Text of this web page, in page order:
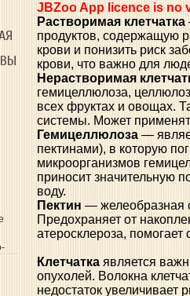
JBZoo App licence is no
Растворимая клетчатка
продуктов, содержащую
крови и понизить риск
крови, что важно для
Нерастворимая
гемицеллюлоза,
всех фруктах и овощах.
системы. Может
Гемицеллюлоза —
пектинами), в которую
микроорганизмов
приносит значительную
воду.
Пектин — желеобразная
Предохраняет от
атеросклероза,
Клетчатка является
опухолей. Волокна
недостаток увеличивает